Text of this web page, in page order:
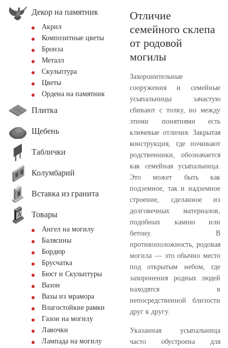
Декор на памятник
Акрил
Композитные цветы
Бронза
Металл
Скульптура
Цветы
Ордена на памятник
Плитка
Щебень
Таблички
Колумбарий
Вставка из гранита
Товары
Ангел на могилу
Балясины
Бордюр
Брусчатка
Бюст и Скульптуры
Вазон
Вазы из мрамора
Влагостойкие рамки
Газон на могилу
Лавочки
Лампада на могилу
Отличие
семейного склепа
от родовой
могилы
Захоронительные
сооружения и семейные
усыпальницы зачастую
сбивают с толку, но между
этими понятиями есть
ключевые отличия. Закрытая
конструкция, где почивают
родственники, обозначается
как семейная усыпальница.
Это может быть как
подземное, так и надземное
строение, сделанное из
долговечных материалов,
подобных камню или
бетону. В
противоположность, родовая
могила — это обычно место
под открытым небом, где
захоронения родных людей
находятся в
непосредственной близости
друг к другу.
Указанная усыпальница
часто обустроена для